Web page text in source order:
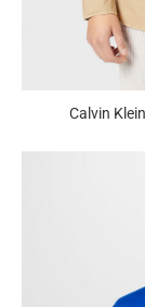
Calvin